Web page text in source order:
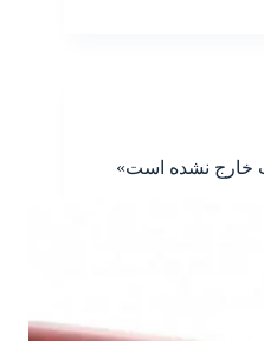
خارج نشده است»